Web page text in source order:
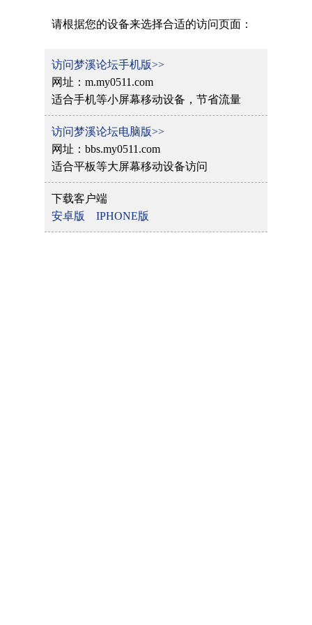
请根据您的设备来选择合适的访问页面：
访问梦溪论坛手机版>>
网址：m.my0511.com
适合手机等小屏幕移动设备，节省流量
访问梦溪论坛电脑版>>
网址：bbs.my0511.com
适合平板等大屏幕移动设备访问
下载客户端
安卓版
IPHONE版